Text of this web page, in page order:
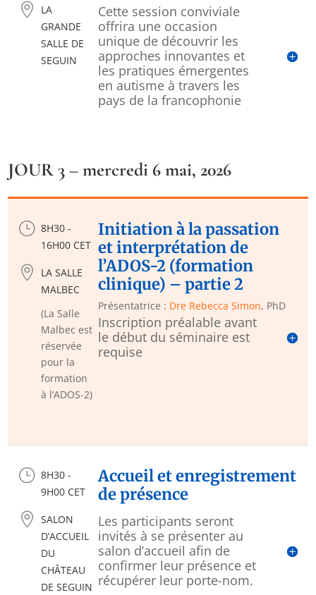

LA
GRANDE
SALLE DE
SEGUIN
Cette session conviviale
offrira une occasion
unique de découvrir les
approches innovantes et
les pratiques émergentes
en autisme à travers les
pays de la francophonie
JOUR 3 – mercredi 6 mai, 2026
} 8H30 -
16H00 CET

LA SALLE
MALBEC
(La Salle
Malbec est
réservée
pour la
formation
à l’ADOS-2)
Initiation à la passation
et interprétation de
l’ADOS-2 (formation
clinique) – partie 2
Présentatrice : Dre Rebecca Simon, PhD
Inscription préalable avant
le début du séminaire est
requise
} 8H30 -
9H00 CET
 SALON
D’ACCUEIL
DU
CHÂTEAU
DE SEGUIN
Accueil et enregistrement
de présence
Les participants seront
invités à se présenter au
salon d’accueil afin de
confirmer leur présence et
récupérer leur porte-nom.